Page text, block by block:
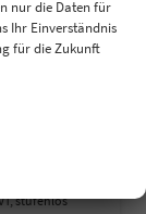
2026
stufenlos
nur die Daten für
Ihr Einverständnis
für die Zukunft